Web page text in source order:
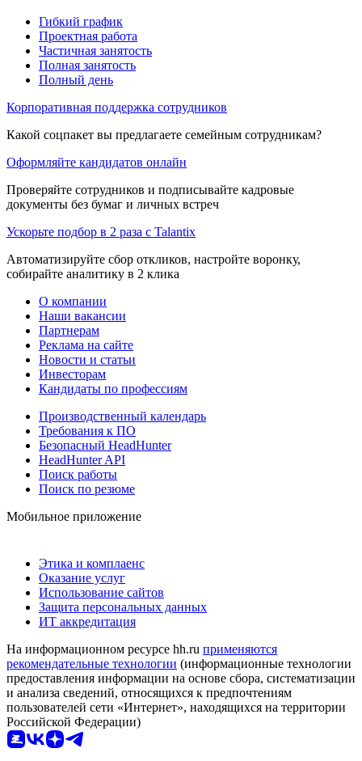
Гибкий график
Проектная работа
Частичная занятость
Полная занятость
Полный день
Корпоративная поддержка сотрудников
Какой соцпакет вы предлагаете семейным сотрудникам?
Оформляйте кандидатов онлайн
Проверяйте сотрудников и подписывайте кадровые
документы без бумаг и личных встреч
Ускорьте подбор в 2 раза с Talantix
Автоматизируйте сбор откликов, настройте воронку,
собирайте аналитику в 2 клика
О компании
Наши вакансии
Партнерам
Реклама на сайте
Новости и статьи
Инвесторам
Кандидаты по профессиям
Производственный календарь
Требования к ПО
Безопасный HeadHunter
HeadHunter API
Поиск работы
Поиск по резюме
Мобильное приложение
Этика и комплаенс
Оказание услуг
Использование сайтов
Защита персональных данных
ИТ аккредитация
На информационном ресурсе hh.ru применяются
рекомендательные технологии (информационные технологии
предоставления информации на основе сбора, систематизации
и анализа сведений, относящихся к предпочтениям
пользователей сети «Интернет», находящихся на территории
Российской Федерации)